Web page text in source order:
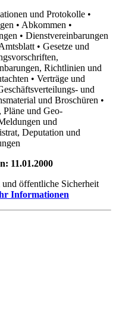
und Protokolle •
• Abkommen •
• Dienstvereinbarungen
• Gesetze und
Richtlinien und
• Verträge und
und
und Broschüren •
Pläne und Geo-
und
Deputation und
11.01.2000
Informationen